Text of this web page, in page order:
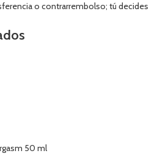
o contrarrembolso; tú decides